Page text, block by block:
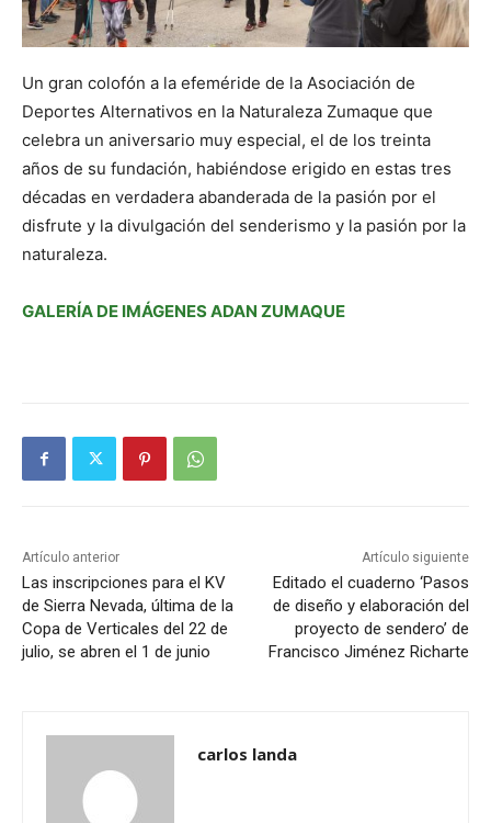
Un gran colofón a la efeméride de la Asociación de
Deportes Alternativos en la Naturaleza Zumaque que
celebra un aniversario muy especial, el de los treinta
años de su fundación, habiéndose erigido en estas tres
décadas en verdadera abanderada de la pasión por el
disfrute y la divulgación del senderismo y la pasión por la
naturaleza.
GALERÍA DE IMÁGENES ADAN ZUMAQUE
Artículo anterior
Las inscripciones para el KV
de Sierra Nevada, última de la
Copa de Verticales del 22 de
julio, se abren el 1 de junio
Artículo siguiente
Editado el cuaderno ‘Pasos
de diseño y elaboración del
proyecto de sendero’ de
Francisco Jiménez Richarte
carlos landa